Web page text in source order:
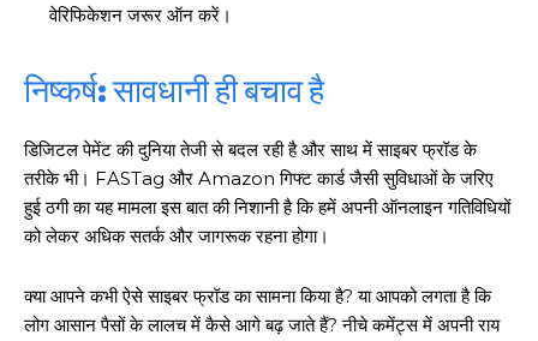
वेरिफिकेशन जरूर ऑन करें।
निष्कर्ष: सावधानी ही बचाव है
डिजिटल पेमेंट की दुनिया तेजी से बदल रही है और साथ में साइबर फ्रॉड के
तरीके भी। FASTag और Amazon गिफ्ट कार्ड जैसी सुविधाओं के जरिए
हुई ठगी का यह मामला इस बात की निशानी है कि हमें अपनी ऑनलाइन गतिविधियों
को लेकर अधिक सतर्क और जागरूक रहना होगा।
क्या आपने कभी ऐसे साइबर फ्रॉड का सामना किया है? या आपको लगता है कि
लोग आसान पैसों के लालच में कैसे आगे बढ़ जाते हैं? नीचे कमेंट्स में अपनी राय